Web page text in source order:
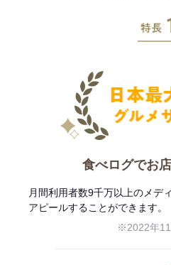
食べログでお
月間利用者数9千万以上のメデ
アピールすることができます。
※2022年